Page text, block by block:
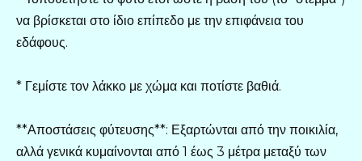
να βρίσκεται στο ίδιο επίπεδο με την επιφάνεια του
εδάφους.
* Γεμίστε τον λάκκο με χώμα και ποτίστε βαθιά.
**Αποστάσεις φύτευσης**: Εξαρτώνται από την ποικιλία,
αλλά γενικά κυμαίνονται από 1 έως 3 μέτρα μεταξύ των